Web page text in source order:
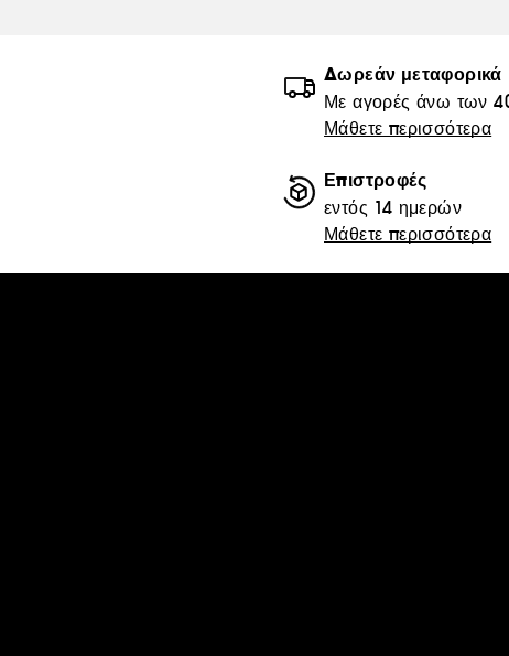
Δωρεάν μεταφορικά
Με αγορές άνω των
Μάθετε περισσότερα
Επιστροφές
εντός 14 ημερών
Μάθετε περισσότερα